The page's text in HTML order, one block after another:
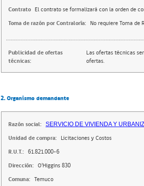
Contrato El contrato se formalizará con la orden de
Toma de razón por Contraloría: No requiere Toma de
Publicidad de ofertas
técnicas:
Las ofertas técnicas
ofertas.
2. Organismo demandante
Razón social: SERVICIO DE VIVIENDA Y
Unidad de compra: Licitaciones y Costos
R.U.T.: 61.821.000-6
Dirección: O'Higgins 830
Comuna: Temuco